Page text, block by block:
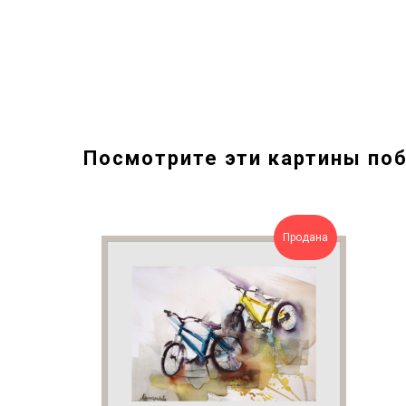
Посмотрите эти картины
Продана